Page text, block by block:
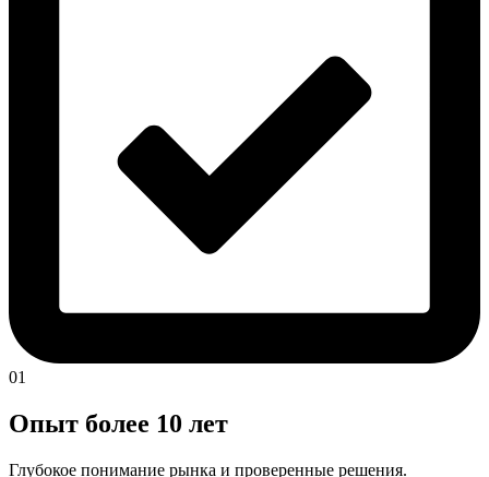
01
Опыт более 10 лет
Глубокое понимание рынка и проверенные решения.